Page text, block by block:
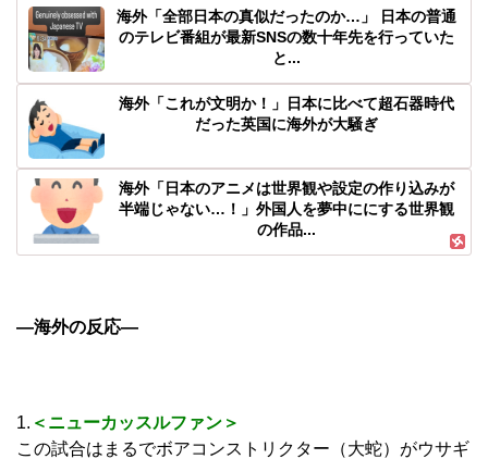
海外「全部日本の真似だったのか…」 日本の普通
のテレビ番組が最新SNSの数十年先を行っていた
と...
海外「これが文明か！」日本に比べて超石器時代
だった英国に海外が大騒ぎ
海外「日本のアニメは世界観や設定の作り込みが
半端じゃない…！」外国人を夢中ににする世界観
の作品...
―海外の反応―
1. ＜ニューカッスルファン＞
この試合はまるでボアコンストリクター（大蛇）がウサギ